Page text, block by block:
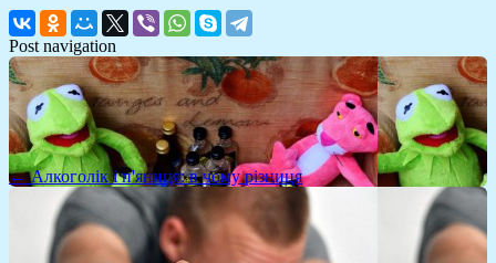
Post navigation
← Алкоголік і п'яниця: в чому різниця